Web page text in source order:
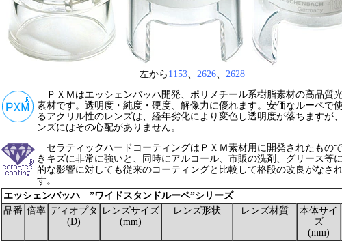
左から 1153、 2626、 2628
ＰＸＭはエッシェンバッハ開発、ポリメチール系樹脂素材の高品質
素材です。透明度・純度・硬度、解像力に優れます。安価なルーペで
るアクリル性のレンズは、経年劣化により変色し透明度が落ちますが
ンズにはその心配がありません。
セラティックハードコーティングはＰＸＭ素材用に開発されたもの
きキズに非常に強いと、同時にアルコール、市販の洗剤、グリース等
的な影響に対しても従来のコーティングと比較して格段の改良がなさ
す。
エッシェンバッハ ”ワイドスタンドルーペ”シリーズ
品番 倍率 ディオプタ
(D)
レンズサイズ
(mm)
レンズ形状 レンズ材質
本体サイ
ズ
(mm)